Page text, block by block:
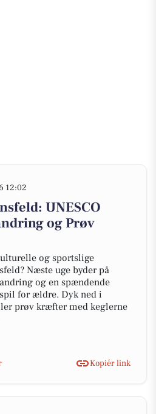
12:02
UNESCO
og Prøv
og sportslige
Næste uge byder på
og en spændende
for ældre. Dyk ned i
prøv kræfter med keglerne
Kopiér link